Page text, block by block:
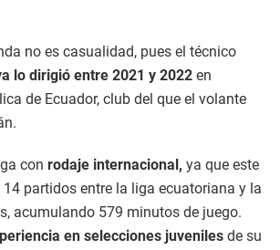
no es casualidad, pues el técnico
lo dirigió entre 2021 y 2022 en
de Ecuador, club del que el volante
con rodaje internacional, ya que este
partidos entre la liga ecuatoriana y la
acumulando 579 minutos de juego.
en selecciones juveniles de su